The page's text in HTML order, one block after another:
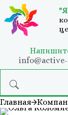
Главная